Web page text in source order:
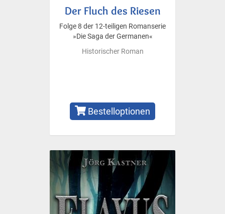
Der Fluch des Riesen
Folge 8 der 12-teiligen Romanserie
»Die Saga der Germanen«
Historischer Roman
Bestelloptionen